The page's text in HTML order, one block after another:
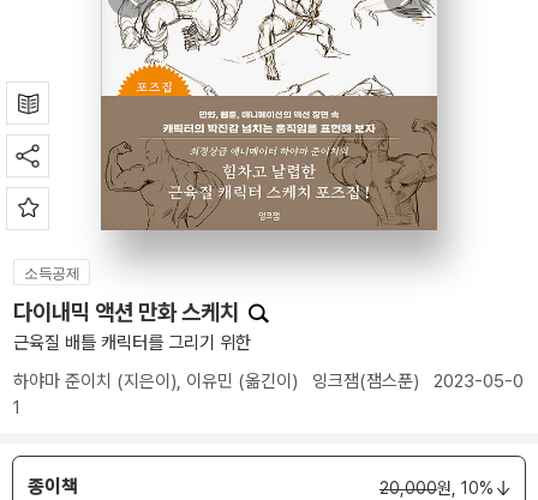
소득공제
다이내믹 액션 만화 스케치
근육질 배틀 캐릭터를 그리기 위한
하야마 준이치 (지은이), 이유민 (옮긴이) 잉크잼(잼스푼) 2023-05-0
1
종이책 20,000원, 10%